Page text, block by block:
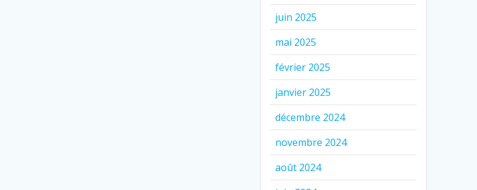
juin 2025
mai 2025
février 2025
janvier 2025
décembre 2024
novembre 2024
août 2024